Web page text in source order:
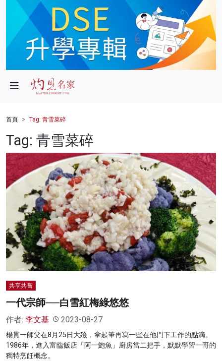
政局
財經
健康
商業
科技
影片
名家榜
灼見活動
首頁 Tag: 青雪菜碎
Tag: 青雪菜碎
共享共嘗
一代宗師──白雪紅梅綠悠悠
作者: 李文基 2023-08-27
楊貫一師父在8月25日大殮，拿起筆再寫一些在他門下工作的點滴。
1986年，進入富臨飯店「阿一鮑魚」廚房當二把手，默默學習一哥的
獨特烹飪概念。